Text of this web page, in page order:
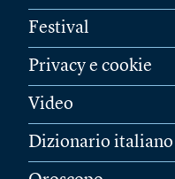
Festival
Privacy e cookie
Video
Dizionario italiano